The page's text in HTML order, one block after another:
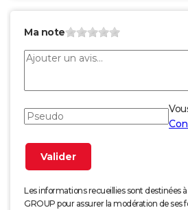
Ma note
Les informations recueillies sont destinées
GROUP pour assurer la modération de ses